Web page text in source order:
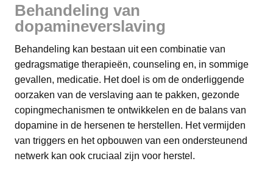
Behandeling van
dopamineverslaving
Behandeling kan bestaan uit een combinatie van
gedragsmatige therapieën, counseling en, in sommige
gevallen, medicatie. Het doel is om de onderliggende
oorzaken van de verslaving aan te pakken, gezonde
copingmechanismen te ontwikkelen en de balans van
dopamine in de hersenen te herstellen. Het vermijden
van triggers en het opbouwen van een ondersteunend
netwerk kan ook cruciaal zijn voor herstel.